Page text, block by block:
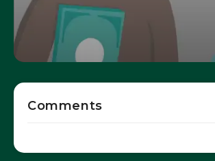
Comments